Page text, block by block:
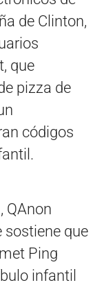
de Clinton,
que
pizza de
códigos
QAnon
sostiene que
Ping
infantil